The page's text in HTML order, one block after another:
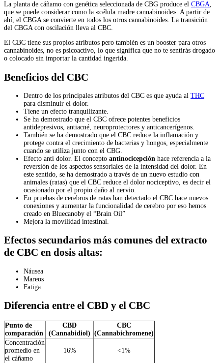
La planta de cáñamo con genética seleccionada de CBG produce el CBGA,
que se puede considerar como la «célula madre cannabinoide». A partir de
ahí, el CBGA se convierte en todos los otros cannabinoides. La transición
del CBGA con oscilación lleva al CBC.
El CBC tiene sus propios atributos pero también es un booster para otros
cannabinoides, no es psicoactivo, lo que significa que no te sentirás drogado
o colocado sin importar la cantidad ingerida.
Beneficios del CBC
Dentro de los principales atributos del CBC es que ayuda al THC
para disminuir el dolor.
Tiene un efecto tranquilizante.
Se ha demostrado que el CBC ofrece potentes beneficios
antidepresivos, antiacné, neuroprotectores y anticancerígenos.
También se ha demostrado que el CBC reduce la inflamación y
protege contra el crecimiento de bacterias y hongos, especialmente
cuando se utiliza junto con el CBG.
Efecto anti dolor. El concepto antinocicepción hace referencia a la
reversión de los aspectos sensoriales de la intensidad del dolor. En
este sentido, se ha demostrado a través de un nuevo estudio con
animales (ratas) que el CBC reduce el dolor nociceptivo, es decir el
ocasionado por el propio daño al nervio.
En pruebas de cerebros de ratas han detectado el CBC hace nuevos
conexiones y aumentar la funcionalidad de cerebro por eso hemos
creado en Bluecanoby el “Brain Oil”
Mejora la movilidad intestinal.
Efectos secundarios más comunes del extracto
de CBC en dosis altas:
Náusea
Mareos
Fatiga
Diferencia entre el CBD y el CBC
Punto de
comparación
CBD
(Cannabidiol)
CBC
(Cannabichromene)
Concentración
promedio en
el cáñamo
16% <1%